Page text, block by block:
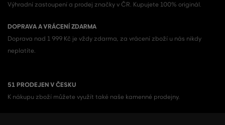
Výhradní zastoupení a prodej značky v ČR. Kupujete 100% originál.
DOPRAVA A VRÁCENÍ ZDARMA
Doprava nad 1 999 Kč je vždy zdarma, za vrácení zboží u nás nikdy
neplatíte.
51 PRODEJEN V ČESKU
K nákupu zboží můžete využít také naše kamenné prodejny.